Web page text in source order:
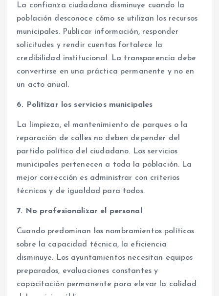
La confianza ciudadana disminuye cuando la
población desconoce cómo se utilizan los recursos
municipales. Publicar información, responder
solicitudes y rendir cuentas fortalece la
credibilidad institucional. La transparencia debe
convertirse en una práctica permanente y no en
un acto anual.
6. Politizar los servicios municipales
La limpieza, el mantenimiento de parques o la
reparación de calles no deben depender del
partido político del ciudadano. Los servicios
municipales pertenecen a toda la población. La
mejor corrección es administrar con criterios
técnicos y de igualdad para todos.
7. No profesionalizar el personal
Cuando predominan los nombramientos políticos
sobre la capacidad técnica, la eficiencia
disminuye. Los ayuntamientos necesitan equipos
preparados, evaluaciones constantes y
capacitación permanente para elevar la calidad